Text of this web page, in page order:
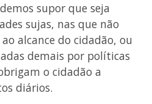
supor que seja
sujas, nas que não
alcance do cidadão, ou
demais por políticas
o cidadão a
diários.